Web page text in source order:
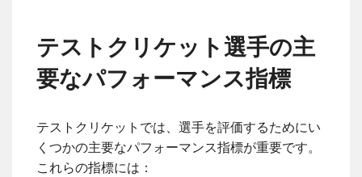
テストクリケット選手の主
要なパフォーマンス指標
テストクリケットでは、選手を評価するためにい
くつかの主要なパフォーマンス指標が重要です。
これらの指標には：